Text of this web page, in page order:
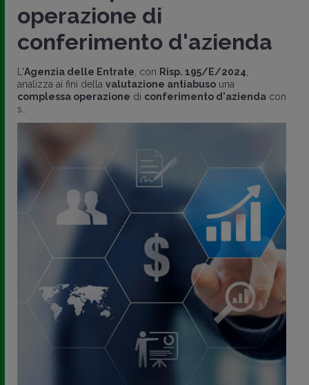
operazione di
conferimento d'azienda
L'Agenzia delle Entrate, con Risp. 195/E/2024,
analizza ai fini della valutazione antiabuso una
complessa operazione di conferimento d'azienda con
s..